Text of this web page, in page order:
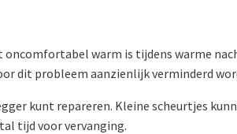
warm is tijdens warme
dit probleem aanzienlijk verminderd
kunt repareren. Kleine scheurtjes
tijd voor vervanging.